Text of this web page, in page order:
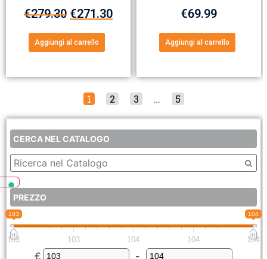
CERCA NEL CATALOGO
PREZZO
103 104
103 103 104 104 104
€ -
€279.30 €271.30
Aggiungi al carrello
€69.99
Aggiungi al carrello
1 2 3 … 5